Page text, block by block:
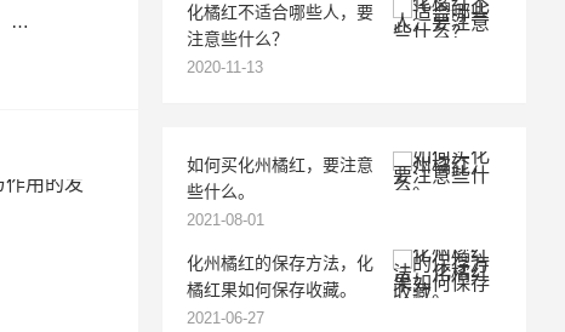
…
化橘红不适合哪些人，要
注意些什么？
2020-11-13
如何买化州橘红，要注意
些什么。
2021-08-01
化州橘红的保存方法，化
橘红果如何保存收藏。
2021-06-27